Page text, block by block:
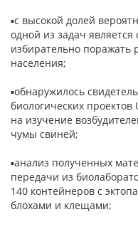
▪с высокой долей
одной из задач
избирательно поражать
населения;
▪обнаружилось
биологических проектов
на изучение
чумы свиней;
▪анализ полученных
передачи из
140 контейнеров с
блохами и клещами;